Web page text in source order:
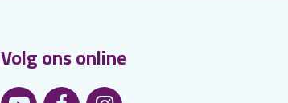
Volg ons online